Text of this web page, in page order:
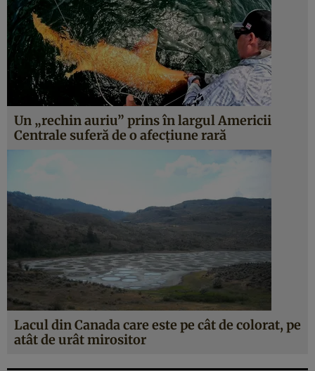
Un „rechin auriu” prins în largul Americii
Centrale suferă de o afecțiune rară
Lacul din Canada care este pe cât de colorat, pe
atât de urât mirositor